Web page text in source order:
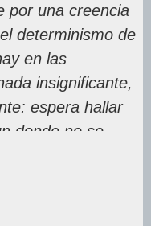
por una creencia
determinismo de
en las
insignificante,
espera hallar
donde no se